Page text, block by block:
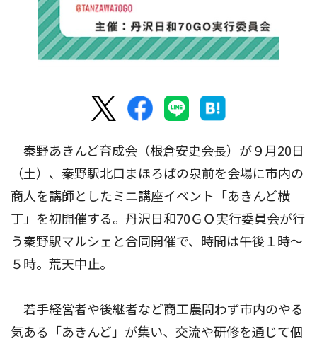
秦野あきんど育成会（根倉安史会長）が９月20日
（土）、秦野駅北口まほろばの泉前を会場に市内の
商人を講師としたミニ講座イベント「あきんど横
丁」を初開催する。丹沢日和70ＧＯ実行委員会が行
う秦野駅マルシェと合同開催で、時間は午後１時〜
５時。荒天中止。
若手経営者や後継者など商工農問わず市内のやる
気ある「あきんど」が集い、交流や研修を通じて個